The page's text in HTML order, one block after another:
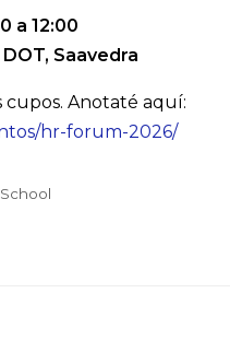
a 12:00
Saavedra
cupos. Anotaté aquí:
hr-forum-2026/